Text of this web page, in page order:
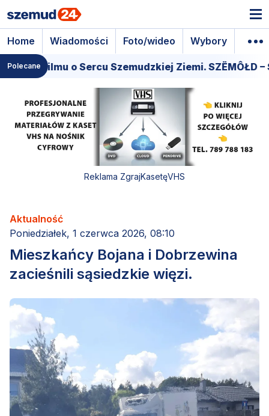
Home Wiadomości Foto/wideo Wybory
Polecaneo Sercu Szemudzkiej Ziemi. SZËMÔŁD – SERCE
Reklama ZgrajKasetęVHS
Aktualność
Poniedziałek, 1 czerwca 2026, 08:10
Mieszkańcy Bojana i Dobrzewina
zacieśnili sąsiedzkie więzi.